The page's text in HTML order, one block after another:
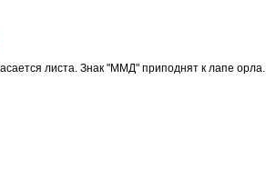
листа. Знак "ММД" приподнят к лапе орла.